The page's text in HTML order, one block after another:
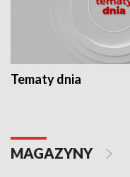
Tematy dnia
MAGAZYNY